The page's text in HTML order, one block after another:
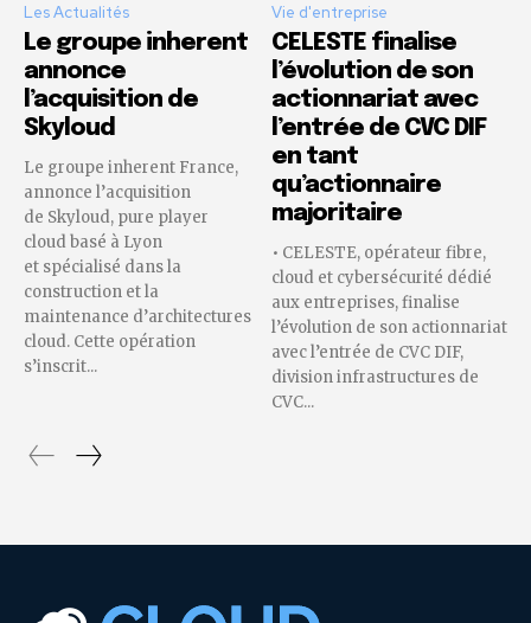
Les Actualités
Le groupe inherent
annonce
l’acquisition de
Skyloud
Le groupe inherent France,
annonce l’acquisition
de Skyloud, pure player
cloud basé à Lyon
et spécialisé dans la
construction et la
maintenance d’architectures
cloud. Cette opération
s’inscrit...
Vie d'entreprise
CELESTE finalise
l’évolution de son
actionnariat avec
l’entrée de CVC DIF
en tant
qu’actionnaire
majoritaire
• CELESTE, opérateur fibre,
cloud et cybersécurité dédié
aux entreprises, finalise
l’évolution de son actionnariat
avec l’entrée de CVC DIF,
division infrastructures de
CVC...